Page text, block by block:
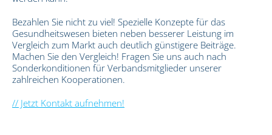
Bezahlen Sie nicht zu viel! Spezielle Konzepte für das
Gesundheitswesen bieten neben besserer Leistung im
Vergleich zum Markt auch deutlich günstigere Beiträge.
Machen Sie den Vergleich! Fragen Sie uns auch nach
Sonderkonditionen für Verbandsmitglieder unserer
zahlreichen Kooperationen.
// Jetzt Kontakt aufnehmen!